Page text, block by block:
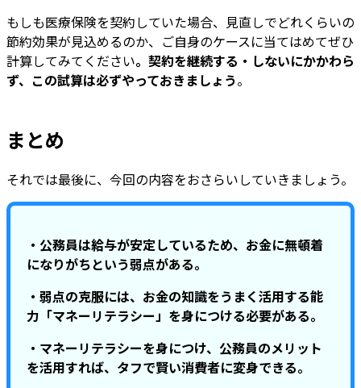
もしも医療保険を契約していた場合、見直しでどれくらいの
節約効果が見込めるのか、ご自身のケースに当てはめてぜひ
計算してみてください。契約を継続する・しないにかかわら
ず、この試算は必ずやっておきましょう。
まとめ
それでは最後に、今回の内容をおさらいしていきましょう。
・公務員は給与が安定しているため、お金に無頓着
になりがちという弱点がある。
・弱点の克服には、お金の知識をうまく活用する能
力「マネーリテラシー」を身につける必要がある。
・マネーリテラシーを身につけ、公務員のメリット
を活用すれば、タフで賢い消費者に変身できる。